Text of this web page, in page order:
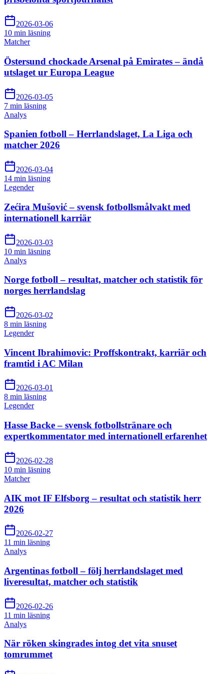
2026-03-06
10 min läsning
Matcher
Östersund chockade Arsenal på Emirates – ändå
utslaget ur Europa League
2026-03-05
7 min läsning
Analys
Spanien fotboll – Herrlandslaget, La Liga och
matcher 2026
2026-03-04
14 min läsning
Legender
Zećira Mušović – svensk fotbollsmålvakt med
internationell karriär
2026-03-03
10 min läsning
Analys
Norge fotboll – resultat, matcher och statistik för
norges herrlandslag
2026-03-02
8 min läsning
Legender
Vincent Ibrahimovic: Proffskontrakt, karriär och
framtid i AC Milan
2026-03-01
8 min läsning
Legender
Hasse Backe – svensk fotbollstränare och
expertkommentator med internationell erfarenhet
2026-02-28
10 min läsning
Matcher
AIK mot IF Elfsborg – resultat och statistik herr
2026
2026-02-27
11 min läsning
Analys
Argentinas fotboll – följ herrlandslaget med
liveresultat, matcher och statistik
2026-02-26
11 min läsning
Analys
När röken skingrades intog det vita snuset
tomrummet